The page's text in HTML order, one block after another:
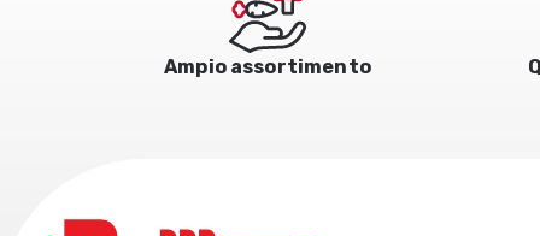
Ampio assortimento